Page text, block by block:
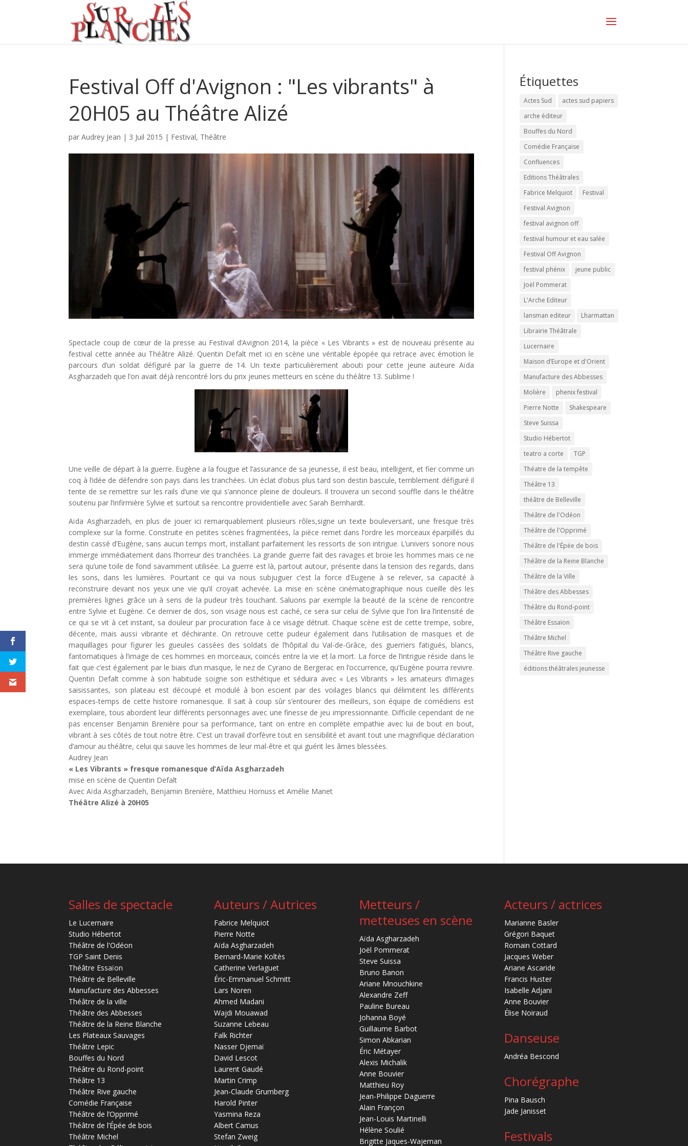
Festival Off d'Avignon : "Les vibrants" à
20H05 au Théâtre Alizé
parAudrey Jean | 3 Juil 2015 | Festival, Théâtre
Spectacle coup de cœur de la presse au Festival d’Avignon 2014, la pièce « Les Vibrants » est de nouveau présente au
festival cette année au Théâtre Alizé. Quentin Defalt met ici en scène une véritable épopée qui retrace avec émotion le
parcours d’un soldat défiguré par la guerre de 14. Un texte particulièrement abouti pour cette jeune auteure Aïda
Asgharzadeh que l’on avait déjà rencontré lors du prix jeunes metteurs en scène du théâtre 13. Sublime !
Une veille de départ à la guerre. Eugène a la fougue et l’assurance de sa jeunesse, il est beau, intelligent, et fier comme un
coq à l’idée de défendre son pays dans les tranchées. Un éclat d’obus plus tard son destin bascule, terriblement défiguré il
tente de se remettre sur les rails d’une vie qui s’annonce pleine de douleurs. Il trouvera un second souffle dans le théâtre
soutenu par l’infirmière Sylvie et surtout sa rencontre providentielle avec Sarah Bernhardt.
Aïda Asgharzadeh, en plus de jouer ici remarquablement plusieurs rôles,signe un texte bouleversant, une fresque très
complexe sur la forme. Construite en petites scènes fragmentées, la pièce remet dans l’ordre les morceaux éparpillés du
destin cassé d’Eugène, sans aucun temps mort, installant parfaitement les ressorts de son intrigue. L’univers sonore nous
immerge immédiatement dans l’horreur des tranchées. La grande guerre fait des ravages et broie les hommes mais ce ne
sera qu’une toile de fond savamment utilisée. La guerre est là, partout autour, présente dans la tension des regards, dans
les sons, dans les lumières. Pourtant ce qui va nous subjuguer c’est la force d’Eugene à se relever, sa capacité à
reconstruire devant nos yeux une vie qu’il croyait achevée. La mise en scène cinématographique nous cueille dès les
premières lignes grâce un à sens de la pudeur très touchant. Saluons par exemple la beauté de la scène de rencontre
entre Sylvie et Eugène. Ce dernier de dos, son visage nous est caché, ce sera sur celui de Sylvie que l’on lira l’intensité de
ce qui se vit à cet instant, sa douleur par procuration face à ce visage détruit. Chaque scène est de cette trempe, sobre,
décente, mais aussi vibrante et déchirante. On retrouve cette pudeur également dans l’utilisation de masques et de
maquillages pour figurer les gueules cassées des soldats de l’hôpital du Val-de-Grâce, des guerriers fatigués, blancs,
fantomatiques à l’image de ces hommes en morceaux, coincés entre la vie et la mort. La force de l’intrigue réside dans le
fait que c’est également par le biais d’un masque, le nez de Cyrano de Bergerac en l’occurrence, qu’Eugène pourra revivre.
Quentin Defalt comme à son habitude soigne son esthétique et séduira avec « Les Vibrants » les amateurs d’images
saisissantes, son plateau est découpé et modulé à bon escient par des voilages blancs qui délimitent les différents
espaces-temps de cette histoire romanesque. Il sait à coup sûr s’entourer des meilleurs, son équipe de comédiens est
exemplaire, tous abordent leur différents personnages avec une finesse de jeu impressionnante. Difficile cependant de ne
pas encenser Benjamin Brenière pour sa performance, tant on entre en complète empathie avec lui de bout en bout,
vibrant à ses côtés de tout notre être. C’est un travail d’orfèvre tout en sensibilité et avant tout une magnifique déclaration
d’amour au théâtre, celui qui sauve les hommes de leur mal-être et qui guérit les âmes blessées.
Audrey Jean
« Les Vibrants » fresque romanesque d’Aïda Asgharzadeh
mise en scène de Quentin Defalt
Avec Aïda Asgharzadeh, Benjamin Brenière, Matthieu Hornuss et Amélie Manet
Théâtre Alizé à 20H05
Étiquettes
Actes Sud
actes sud papiers
arche éditeur
Bouffes du Nord
Comédie Française
Confluences
Editions Théâtrales
Fabrice Melquiot
Festival
Festival Avignon
festival avignon off
festival humour et eau salée
Festival Off Avignon
festival phénix
jeune public
Joël Pommerat
L'Arche Editeur
lansman editeur
Lharmattan
Librairie Théâtrale
Lucernaire
Maison d’Europe et d'Orient
Manufacture des Abbesses
Molière
phenix festival
Pierre Notte
Shakespeare
Steve Suissa
Studio Hébertot
teatro a corte
TGP
Théatre de la tempête
Théâtre 13
théâtre de Belleville
Théâtre de l'Odéon
Théâtre de l'Opprimé
Théâtre de l'Épée de bois
Théâtre de la Reine Blanche
Théâtre de la Ville
Théâtre des Abbesses
Théâtre du Rond-point
Théâtre Essaïon
Théâtre Michel
Théâtre Rive gauche
éditions théâtrales jeunesse
Salles de spectacle
Le Lucernaire
Studio Hébertot
Théâtre de l'Odéon
TGP Saint Denis
Théâtre Essaïon
Théâtre de Belleville
Manufacture des Abbesses
Théâtre de la ville
Théâtre des Abbesses
Théâtre de la Reine Blanche
Les Plateaux Sauvages
Théâtre Lepic
Bouffes du Nord
Théâtre du Rond-point
Théâtre 13
Théâtre Rive gauche
Comédie Française
Théâtre de l’Opprimé
Théâtre de l’Épée de bois
Théâtre Michel
Auteurs / Autrices
Fabrice Melquiot
Pierre Notte
Aïda Asgharzadeh
Bernard-Marie Koltès
Catherine Verlaguet
Éric-Emmanuel Schmitt
Lars Noren
Ahmed Madani
Wajdi Mouawad
Suzanne Lebeau
Falk Richter
Nasser Djemaï
David Lescot
Laurent Gaudé
Martin Crimp
Jean-Claude Grumberg
Harold Pinter
Yasmina Reza
Albert Camus
Stefan Zweig
Metteurs /
metteuses en scène
Aïda Asgharzadeh
Joël Pommerat
Steve Suissa
Bruno Banon
Ariane Mnouchkine
Alexandre Zeff
Pauline Bureau
Johanna Boyé
Guillaume Barbot
Simon Abkarian
Éric Métayer
Alexis Michalik
Anne Bouvier
Matthieu Roy
Jean-Philippe Daguerre
Alain Françon
Jean-Louis Martinelli
Hélène Soulié
Brigitte Jaques-Wajeman
Acteurs / actrices
Marianne Basler
Grégori Baquet
Romain Cottard
Jacques Weber
Ariane Ascaride
Francis Huster
Isabelle Adjani
Anne Bouvier
Élise Noiraud
Danseuse
Andréa Bescond
Chorégraphe
Pina Bausch
Jade Janisset
Festivals